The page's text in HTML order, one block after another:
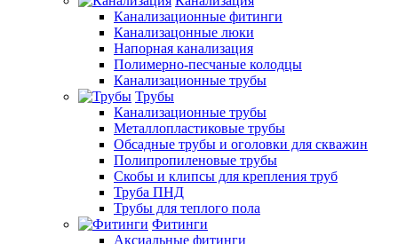
Канализационные фитинги
Канализацонные люки
Напорная канализация
Полимерно-песчаные колодцы
Канализационные трубы
Трубы
Канализационные трубы
Металлопластиковые трубы
Обсадные трубы и оголовки для скважин
Полипропиленовые трубы
Скобы и клипсы для крепления труб
Труба ПНД
Трубы для теплого пола
Фитинги
Аксиальные фитинги